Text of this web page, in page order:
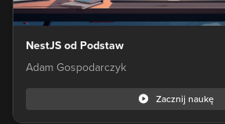
NestJS od Podstaw
Adam Gospodarczyk
Zacznij naukę